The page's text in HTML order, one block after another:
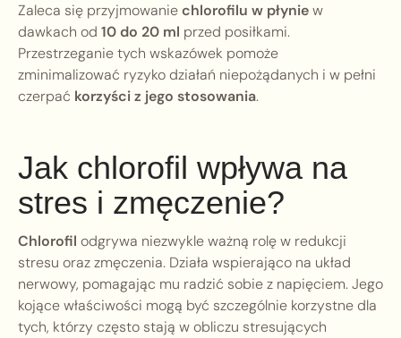
Zaleca się przyjmowaniechlorofilu w płyniew
dawkach od 10 do 20 ml przed posiłkami.
Przestrzeganie tych wskazówek pomoże
zminimalizować ryzyko działań niepożądanych i w pełni
czerpać korzyści z jego stosowania.
Jak chlorofil wpływa na
stres i zmęczenie?
Chlorofil odgrywa niezwykle ważną rolę w redukcji
stresu oraz zmęczenia. Działa wspierająco na układ
nerwowy, pomagając mu radzić sobie z napięciem. Jego
kojące właściwości mogą być szczególnie korzystne dla
tych, którzy często stają w obliczu stresujących